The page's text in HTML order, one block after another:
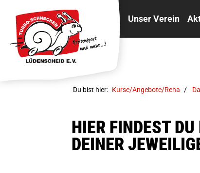
Unser Verein
Du bist hier: Kurse/Angebote/Reha
HIER FINDEST
DEINER